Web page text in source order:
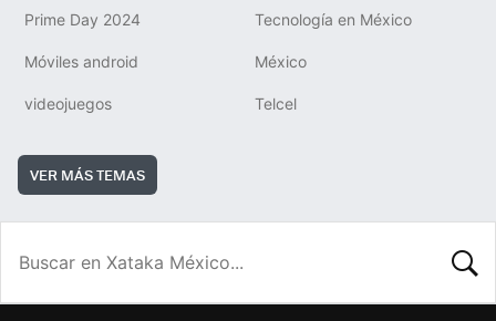
Prime Day 2024 Tecnología en México
Móviles android México
videojuegos Telcel
VER MÁS TEMAS